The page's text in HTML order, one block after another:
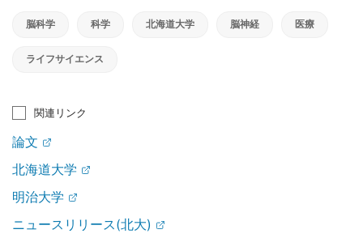
脳科学 科学 北海道大学 脳神経 医療
ライフサイエンス
関連リンク
論文
北海道大学
明治大学
ニュースリリース(北大)